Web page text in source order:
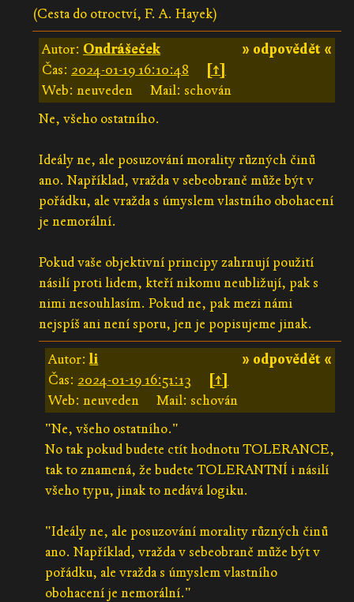
(Cesta do otroctví, F. A. Hayek)
» odpovědět «
Autor: Ondrášeček
Čas: 2024-01-19 16:10:48
[↑]
Web: neuveden
Mail: schován
Ne, všeho ostatního.
Ideály ne, ale posuzování morality různých činů
ano. Například, vražda v sebeobraně může být v
pořádku, ale vražda s úmyslem vlastního obohacení
je nemorální.
Pokud vaše objektivní principy zahrnují použití
násilí proti lidem, kteří nikomu neubližují, pak s
nimi nesouhlasím. Pokud ne, pak mezi námi
nejspíš ani není sporu, jen je popisujeme jinak.
» odpovědět «
Autor:li
Čas: 2024-01-19 16:51:13
[↑]
Web: neuveden
Mail: schován
"Ne, všeho ostatního."
No tak pokud budete ctít hodnotu TOLERANCE,
tak to znamená, že budete TOLERANTNÍ i násilí
všeho typu, jinak to nedává logiku.
"Ideály ne, ale posuzování morality různých činů
ano. Například, vražda v sebeobraně může být v
pořádku, ale vražda s úmyslem vlastního
obohacení je nemorální."